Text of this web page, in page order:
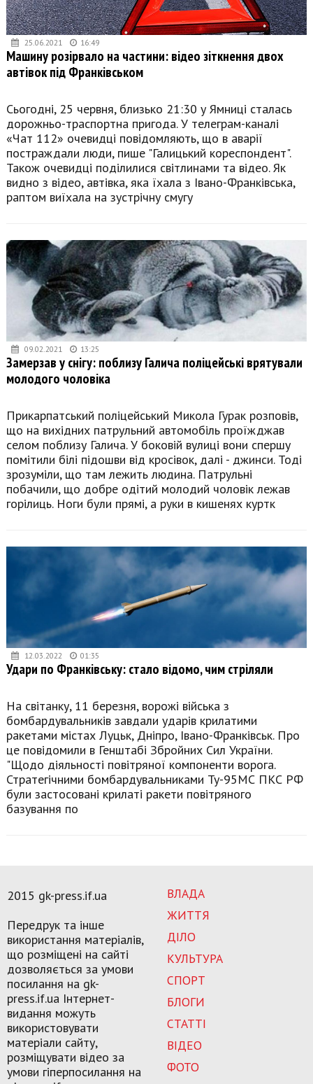
25.06.2021 16:49
Машину розірвало на частини: відео зіткнення двох
автівок під Франківськом
Сьогодні, 25 червня, близько 21:30 у Ямниці сталась
дорожньо-траспортна пригода. У телеграм-каналі
«Чат 112» очевидці повідомляють, що в аварії
постраждали люди, пише "Галицький кореспондент".
Також очевидці поділилися світлинами та відео. Як
видно з відео, автівка, яка їхала з Івано-Франківська,
раптом виїхала на зустрічну смугу
09.02.2021 13:25
Замерзав у снігу: поблизу Галича поліцейські врятували
молодого чоловіка
Прикарпатський поліцейський Микола Гурак розповів,
що на вихідних патрульний автомобіль проїжджав
селом поблизу Галича. У боковій вулиці вони спершу
помітили білі підошви від кросівок, далі - джинси. Тоді
зрозуміли, що там лежить людина. Патрульні
побачили, що добре одітий молодий чоловік лежав
горілиць. Ноги були прямі, а руки в кишенях куртк
12.03.2022 01:35
Удари по Франківську: стало відомо, чим стріляли
На світанку, 11 березня, ворожі війська з
бомбардувальників завдали ударів крилатими
ракетами містах Луцьк, Дніпро, Івано-Франківськ. Про
це повідомили в Генштабі Збройних Сил України.
"Щодо діяльності повітряної компоненти ворога.
Стратегічними бомбардувальниками Ту-95МС ПКС РФ
були застосовані крилаті ракети повітряного
базування по
ВЛАДА
ЖИТТЯ
ДІЛО
КУЛЬТУРА
СПОРТ
БЛОГИ
СТАТТІ
ВІДЕО
ФОТО
2015 gk-press.if.ua
Передрук та інше
використання матеріалів,
що розміщені на сайті
дозволяється за умови
посилання на gk-
press.if.ua Інтернет-
видання можуть
використовувати
матеріали сайту,
розміщувати відео за
умови гіперпосилання на